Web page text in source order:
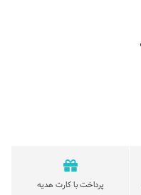
پرداخت با کارت هدیه